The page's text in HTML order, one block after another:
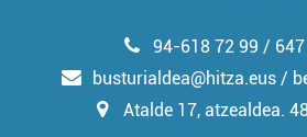
94-618 72 99 /
busturialdea@hitza.eus /
Atalde 17, atzealdea.